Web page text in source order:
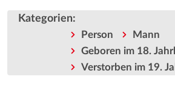
Kategorien:
Person
Mann
Geboren im 18.
Verstorben im 19.